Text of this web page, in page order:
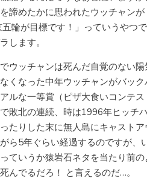
諦めたかに思われたウッチャンが
輪が目標です！」っていうやつで
します。
ウッチャンは死んだ自覚のない陽
くなった中年ウッチャンがバック
ルな一等賞（ピザ大食いコンテス
敗北の連続、時は1996年ヒッチ
たりした末に無人島にキャストア
ら5年ぐらい経過するのですが、
ていうか猿岩石ネタを当たり前の
んでるだろ！ と言えるのだ…。